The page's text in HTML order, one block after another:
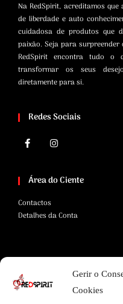
Gerir o
Cookies
Na RedSpirit, acreditamos
de liberdade e auto
cuidadosa de produtos que
paixão. Seja para
RedSpirit encontra tudo o
transformar os seus
diretamente para si.
Redes Sociais
Área do Ciente
Contactos
Detalhes da Conta
Termos e Condições